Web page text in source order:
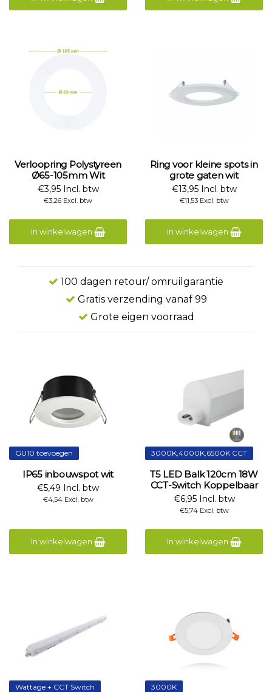
Verloopring Polystyreen
Ø65-105mm Wit
€3,95 Incl. btw
€3,26 Excl. btw
In winkelwagen
Ring voor kleine spots in
grote gaten wit
€13,95 Incl. btw
€11,53 Excl. btw
In winkelwagen
100 dagen retour/ omruilgarantie
Gratis verzending vanaf 99
Grote eigen voorraad
GU10 toevoegen
IP65 inbouwspot wit
€5,49 Incl. btw
€4,54 Excl. btw
In winkelwagen
3000K,4000K,6500K CCT
T5 LED Balk 120cm 18W
CCT-Switch Koppelbaar
€6,95 Incl. btw
€5,74 Excl. btw
In winkelwagen
Wattage + CCT Switch 3000K